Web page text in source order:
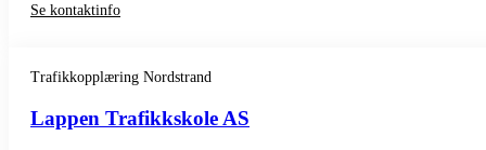
Se kontaktinfo
Trafikkopplæring Nordstrand
Lappen Trafikkskole AS